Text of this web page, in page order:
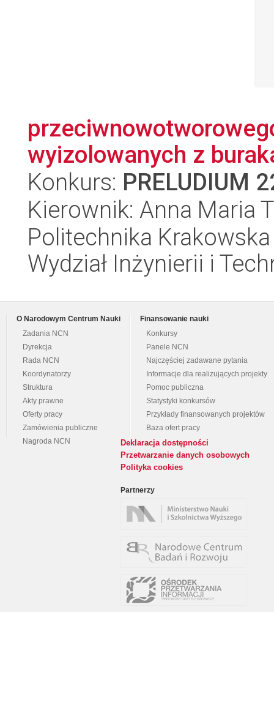
wyizolowanych z
Konkurs: PRELUDIUM
Kierownik: Anna Maria
Politechnika
Wydział Inżynierii i
O Narodowym Centrum Nauki
Zadania NCN
Dyrekcja
Rada NCN
Koordynatorzy
Struktura
Akty prawne
Oferty pracy
Zamówienia publiczne
Nagroda NCN
Finansowanie nauki
Konkursy
Panele NCN
Najczęściej zadawane pytania
Informacje dla realizujących projekty
Pomoc publiczna
Statystyki konkursów
Przykłady finansowanych projektów
Baza ofert pracy
Deklaracja dostępności
Przetwarzanie danych osobowych
Polityka cookies
Partnerzy